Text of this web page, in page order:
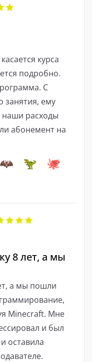
курса
подробно.
С
занятия, ему
наши расходы
абонемент на
8 лет, а мы
а мы пошли
Minecraft. Мне
и был
оставила